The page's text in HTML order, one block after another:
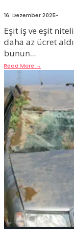
16. Dezember 2025•
Eşit iş ve eşit
daha az ücret
bunun...
Read More →